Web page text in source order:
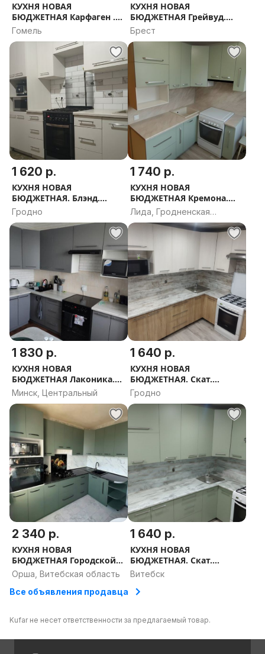
КУХНЯ НОВАЯ
БЮДЖЕТНАЯ Карфаген .
РАССРОЧКА, ДОСТАВКА,
Гомель
КУХНЯ НОВАЯ
БЮДЖЕТНАЯ Грейвуд.
РАССРОЧКА, ДОСТАВКА,
ПРОЕКТ В ПОДАРОК
Брест
1 620 р.
КУХНЯ НОВАЯ
БЮДЖЕТНАЯ. Блэнд.
РАССРОЧКА, ДОСТАВКА,
ПРОЕКТ В ПОДАРОК
Гродно
1 740 р.
КУХНЯ НОВАЯ
БЮДЖЕТНАЯ Кремона.
РАССРОЧКА, ДОСТАВКА,
ПРОЕКТ В ПОДАРОК
Лида, Гродненская
область
1 830 р.
КУХНЯ НОВАЯ
БЮДЖЕТНАЯ Лаконика.
РАССРОЧКА, ДОСТАВКА,
ПРОЕКТ В ПОДАРОК
Минск, Центральный
1 640 р.
КУХНЯ НОВАЯ
БЮДЖЕТНАЯ. Скат.
РАССРОЧКА, ДОСТАВКА,
ПРОЕКТ В ПОДАРОК
Гродно
2 340 р.
КУХНЯ НОВАЯ
БЮДЖЕТНАЯ Городской
Лофт. РАССРОЧКА,
ДОСТАВКА, ПРОЕКТ В
ПОДАРОК
Орша, Витебская область
1 640 р.
КУХНЯ НОВАЯ
БЮДЖЕТНАЯ. Скат.
РАССРОЧКА, ДОСТАВКА,
Витебск
Все объявления продавца
Kufar не несет ответственности за предлагаемый товар.